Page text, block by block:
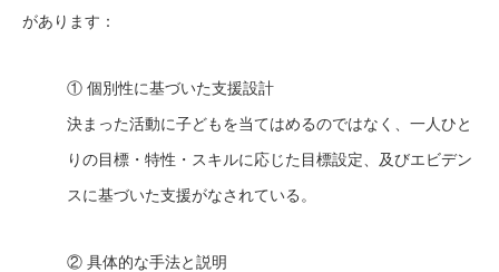
があります：
① 個別性に基づいた支援設計
決まった活動に子どもを当てはめるのではなく、一人ひと
りの目標・特性・スキルに応じた目標設定、及びエビデン
スに基づいた支援がなされている。
② 具体的な手法と説明